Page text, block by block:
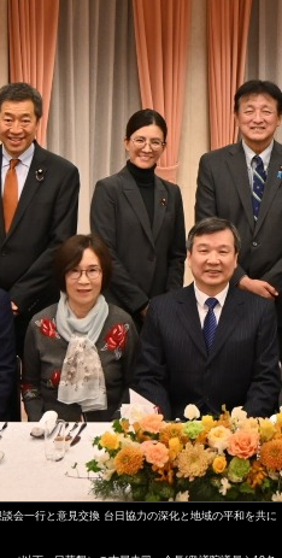
会一行と意見交換 台日協力の深化と地域の平和を共に